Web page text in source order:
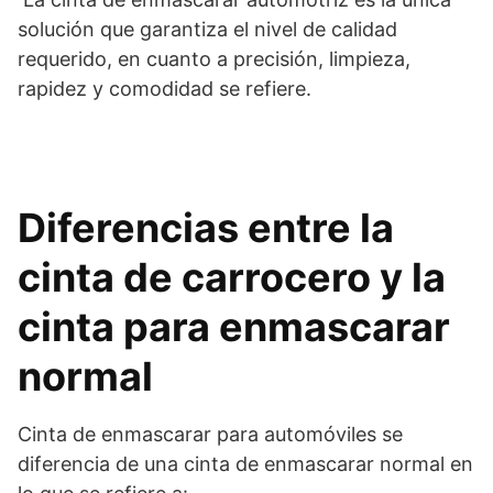
solución que garantiza el nivel de calidad
requerido, en cuanto a precisión, limpieza,
rapidez y comodidad se refiere.
Diferencias entre la
cinta de carrocero y la
cinta para enmascarar
normal
Cinta de enmascarar para automóviles se
diferencia de una cinta de enmascarar normal en